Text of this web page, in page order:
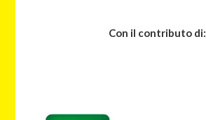
Con il contributo di: